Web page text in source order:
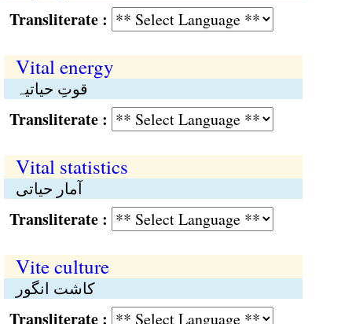
:
Vital energy
قوتِ حیاتیہ
:
Vital statistics
آمار حیاتی
:
Vite culture
کاشت انگور
: